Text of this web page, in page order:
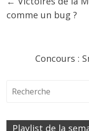
comme un bug ?
Concours :
Playlist de la